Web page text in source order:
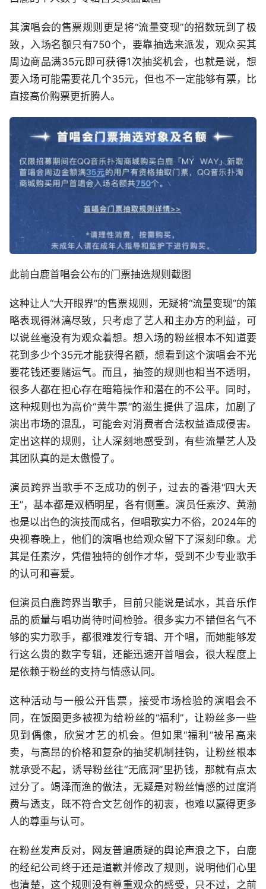
其演唱会的售票规则更是将“流量变现”的招数玩到了极
致，入场名额只有750个，要靠抽选来派发，观众买其
周边商品满35元即可获得1次抽奖机会，也就是说，想
要入场可能需要花几个35元，但也不一定能够有票，比
直接高价购票更折腾人。
此前白鹿首唱会公布的门票抽选规则截图
这种让人“大开眼界”的售票规则，无疑将“流量变现”的策
略表现得淋漓尽致，只考虑了艺人和主办方的利益，可
以说丝毫没有为观众着想。想入场的粉丝根本不知道要
花到多少个35元才能获得名额，想看到这个演唱会不光
要花钱还要赌运气。而且，抽签的规则也相当不透明，
很多人都在担心存在暗箱操作和潜在的不公平。同时，
这种规则也为高价“黄牛票”的滋生提供了温床，加剧了
演出市场的混乱，可能会对消费者合法权益造成侵害。
定出这样的规则，让人深刻地感受到，有些流量艺人及
其团队真的是太傲慢了。
演员跨界当歌手不乏成功的例子，过去的香港“四大天
王”，基本都是双栖明星，各有侧重。演员任素汐、黄渤
也是以出色的演技而成名，但唱歌实力不俗，2024年的
央视春晚上，他们的演唱也给观众留下了深刻印象。尤
其是任素汐，凭借独特的创作才华，受到不少专业歌手
的认可和喜爱。
但演员白鹿跨界当歌手，目前只能说是试水，其音乐作
品的质量与唱功尚待时间检验。很多实力不错但名气不
够的实力歌手，都很难发行专辑、开个唱，而她能够发
行这么贵的数字专辑，还能迅速开首唱会，很大程度上
是依赖于粉丝的支持与情感认同。
这种活动与一般公开售票，接受市场检验的演唱会不
同，在饭圈更多被视为给粉丝的“福利”，让粉丝多一些
见到偶像，欣赏才艺的机会。但如果“福利”被吊高来
卖，与高昂的价格和复杂的抽奖机制挂钩，让粉丝根本
就承受不起，诱导粉丝往“无底洞”里扔钱，那就有点太
过分了。竭泽而渔的做法，无疑是对粉丝情感的过度消
费与透支，既不符合文艺创作的初衷，也难以赢得更多
人的尊重与认可。
在粉丝发声反对，网友普遍质疑的舆论声浪之下，白鹿
的经纪公司终于还是道歉并修改了规则，说明他们心里
也清楚，这个规则没有尊重观众的感受，只不过，之前